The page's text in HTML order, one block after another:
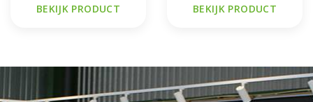
BEKIJK PRODUCT BEKIJK PRODUCT